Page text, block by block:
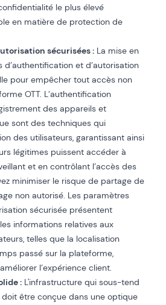
le plus élevé
en matière de protection de
sécurisées : La mise en
et d’autorisation
pour empêcher tout accès non
OTT. L’authentification
des appareils et
sont des techniques qui
des utilisateurs, garantissant ainsi
légitimes puissent accéder à
et en contrôlant l’accès des
minimiser le risque de partage de
non autorisé. Les paramètres
sécurisée présentent
informations relatives aux
telles que la localisation
passé sur la plateforme,
l’expérience client.
: L'infrastructure qui sous-tend
être conçue dans une optique